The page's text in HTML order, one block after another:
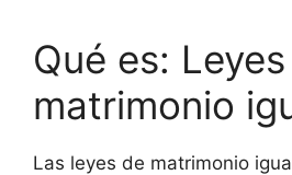
Qué es:
matrimonio
Las leyes de matrimonio